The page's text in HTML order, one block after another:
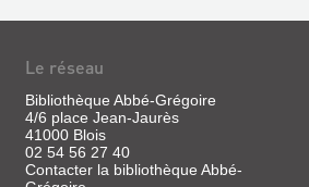
Le réseau
Bibliothèque Abbé-Grégoire
4/6 place Jean-Jaurès
41000 Blois
02 54 56 27 40
Contacter la bibliothèque Abbé-